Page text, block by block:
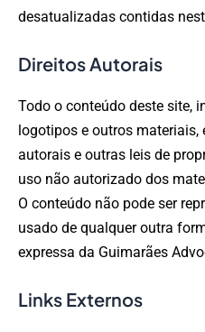
desatualizadas contidas
Direitos Autorais
Todo o conteúdo deste site,
logotipos e outros materiais,
autorais e outras leis de
uso não autorizado dos
O conteúdo não pode ser
usado de qualquer outra
expressa da Guimarães
Links Externos